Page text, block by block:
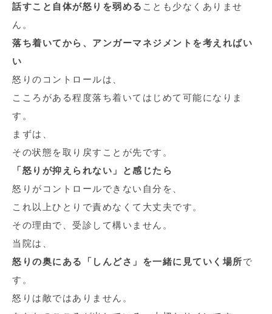
話すこと自体が怒りを弱める ことも少なくありませ
ん。
落ち着いてから、アンガーマネジメントを考えればい
い
怒りのコントロールは、
こころがある程度落ち着いてはじめて可能になりま
す。
まずは、
その状態を取り戻すことが先です。
「怒りが抑えられない」と感じたら
怒りがコントロールできない自分を、
これ以上ひとりで責めなくて大丈夫です。
その理由で、受診して構いません。
当院は、
怒りの奥にある「しんどさ」を一緒に見ていく場所で
す。
怒りは敵ではありません。